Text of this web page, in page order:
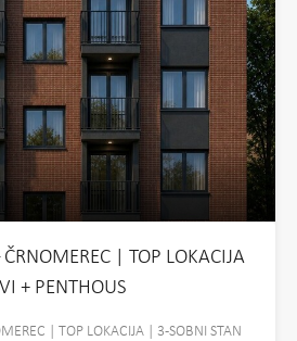
| TOP LOKACIJA
+ PENTHOUS
| TOP LOKACIJA | 3-SOBNI STAN